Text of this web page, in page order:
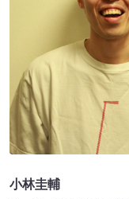
小林圭輔